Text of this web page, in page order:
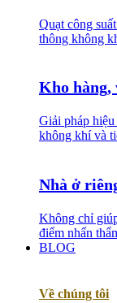
Quạt công
thông không
Kho hàng,
Giải pháp
không khí và
Nhà ở
Không chỉ
điểm nhấn
BLOG
Về chúng tôi